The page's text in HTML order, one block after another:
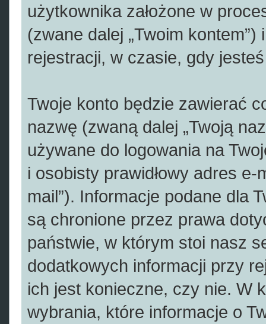
użytkownika założone w
(zwane dalej „Twoim
rejestracji, w czasie, gdy
Twoje konto będzie zawierać
nazwę (zwaną dalej „Twoją
używane do logowania na
i osobisty prawidłowy adres
mail”). Informacje podane dla
są chronione przez prawa
państwie, w którym stoi nasz
dodatkowych informacji przy
ich jest konieczne, czy nie. W
wybrania, które informacje o